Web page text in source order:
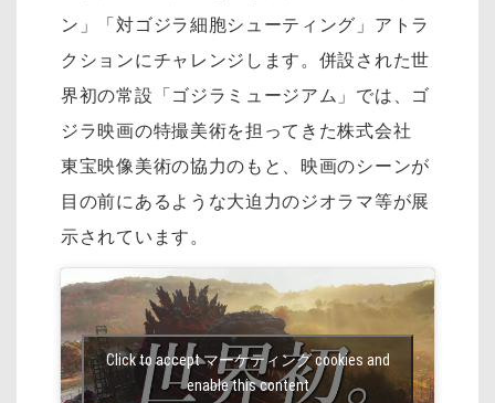
ン」「対ゴジラ細胞シューティング」アトラ
クションにチャレンジします。併設された世
界初の常設「ゴジラミュージアム」では、ゴ
ジラ映画の特撮美術を担ってきた株式会社
東宝映像美術の協力のもと、映画のシーンが
目の前にあるような大迫力のジオラマ等が展
示されています。
Click to accept マーケティング cookies and
enable this content